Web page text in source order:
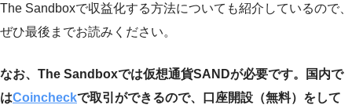
The Sandboxで収益化する方法についても紹介しているので、
ぜひ最後までお読みください。
なお、The Sandboxでは仮想通貨SANDが必要です。国内で
はCoincheckで取引ができるので、口座開設（無料）をして